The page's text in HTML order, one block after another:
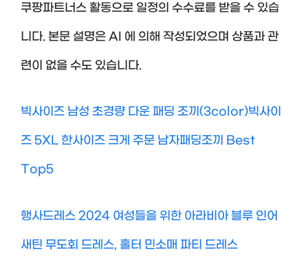
쿠팡파트너스 활동으로 일정의 수수료를 받을 수 있습
니다. 본문 설명은 AI 에 의해 작성되었으며 상품과 관
련이 없을 수도 있습니다.
빅사이즈 남성 초경량 다운 패딩 조끼(3color)빅사이
즈 5XL 한사이즈 크게 주문 남자패딩조끼 Best
Top5
행사드레스 2024 여성들을 위한 아라비아 블루 인어
새틴 무도회 드레스, 홀터 민소매 파티 드레스